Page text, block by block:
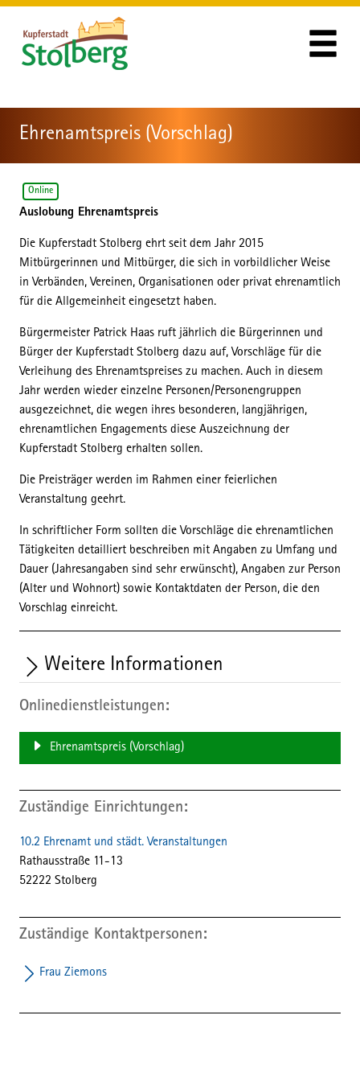
Zum Hauptinhalt springen
Zum Header
Zum Hauptinhalt
Zum Footer
Ehrenamtspreis (Vorschlag)
Online
Kurzbeschreibung
Auslobung Ehrenamtspreis
Die Kupferstadt Stolberg ehrt seit dem Jahr 2015
Mitbürgerinnen und Mitbürger, die sich in vorbildlicher Weise
in Verbänden, Vereinen, Organisationen oder privat ehrenamtlich
für die Allgemeinheit eingesetzt haben.
Bürgermeister Patrick Haas ruft jährlich die Bürgerinnen und
Bürger der Kupferstadt Stolberg dazu auf, Vorschläge für die
Verleihung des Ehrenamtspreises zu machen. Auch in diesem
Jahr werden wieder einzelne Personen/Personengruppen
ausgezeichnet, die wegen ihres besonderen, langjährigen,
ehrenamtlichen Engagements diese Auszeichnung der
Kupferstadt Stolberg erhalten sollen.
Die Preisträger werden im Rahmen einer feierlichen
Veranstaltung geehrt.
In schriftlicher Form sollten die Vorschläge die ehrenamtlichen
Tätigkeiten detailliert beschreiben mit Angaben zu Umfang und
Dauer (Jahresangaben sind sehr erwünscht), Angaben zur Person
(Alter und Wohnort) sowie Kontaktdaten der Person, die den
Vorschlag einreicht.
Weitere Informationen
Onlinedienstleistungen
Ehrenamtspreis (Vorschlag)
Zuständige Einrichtungen
10.2 Ehrenamt und städt. Veranstaltungen
Straße:
Rathausstraße Hausnummer:
11-13
PLZ:
52222 Ort:
Stolberg
Zuständige Kontaktpersonen
Frau Ziemons